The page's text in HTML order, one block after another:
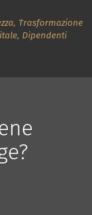
Trasformazione
Dipendenti